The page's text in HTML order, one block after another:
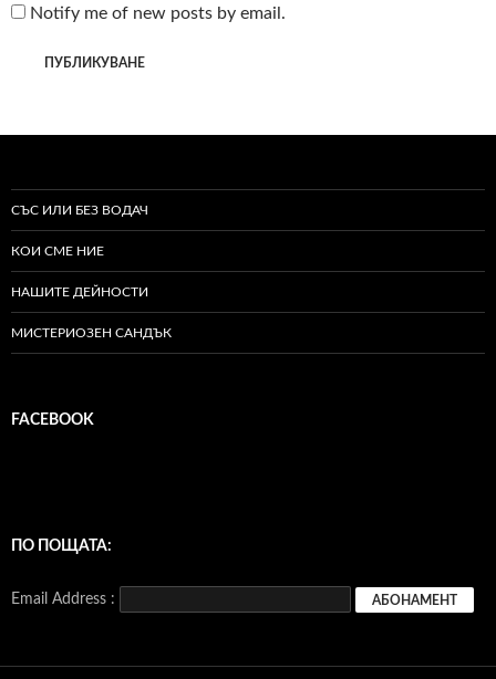
Notify me of new posts by email.
СЪС ИЛИ БЕЗ ВОДАЧ
КОИ СМЕ НИЕ
НАШИТЕ ДЕЙНОСТИ
МИСТЕРИОЗЕН САНДЪК
FACEBOOK
ПО ПОЩАТА:
Email Address :